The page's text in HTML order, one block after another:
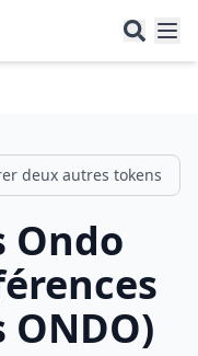
deux autres tokens
Ondo
ONDO)